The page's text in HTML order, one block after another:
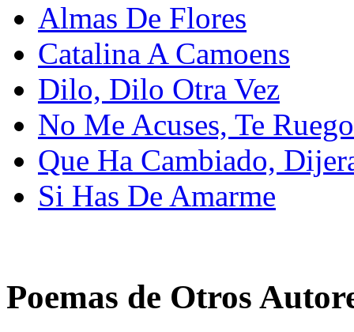
Almas De Flores
Catalina A Camoens
Dilo, Dilo Otra Vez
No Me Acuses, Te Ruego
Que Ha Cambiado,
Si Has De Amarme
Poemas de Otros